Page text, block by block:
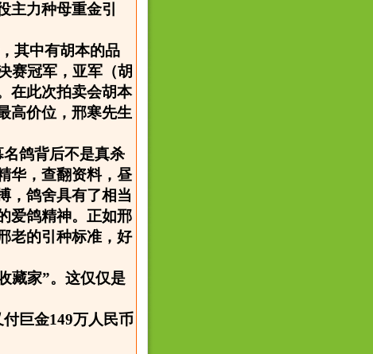
主力种母重金引
其中有胡本的品
赛冠军，亚军（胡
在此次拍卖会胡本
高价位，邢寒先生
鸽背后不是真杀
华，查翻资料，昼
，鸽舍具有了相当
爱鸽精神。正如邢
老的引种标准，好
藏家”。这仅仅是
巨金149万人民币